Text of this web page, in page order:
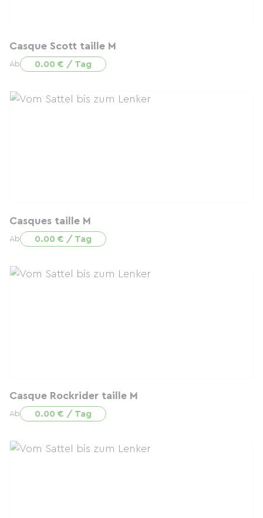
Casque Scott taille M
Ab 0.00 € / Tag
Casques taille M
Ab 0.00 € / Tag
Casque Rockrider taille M
Ab 0.00 € / Tag